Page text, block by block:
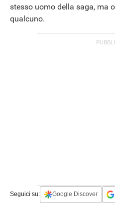
stesso uomo della saga, ma
qualcuno.
Seguici su: Google Discover